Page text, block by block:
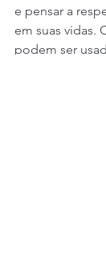
e pensar a
em suas vidas.
podem ser